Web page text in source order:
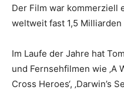
Der Film war kommerziell
weltweit fast 1,5 Milliarden
Im Laufe der Jahre hat
und Fernsehfilmen wie ‚A
Cross Heroes‘, ‚Darwin’s